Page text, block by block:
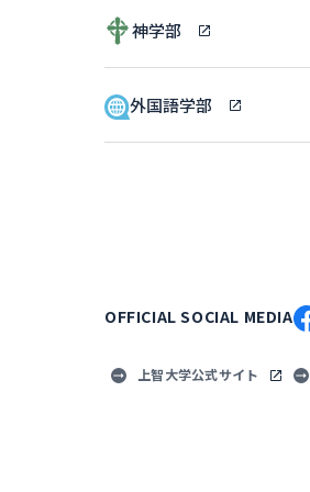
神学部
外国語学部
OFFICIAL SOCIAL MEDIA
上智大学公式サイト